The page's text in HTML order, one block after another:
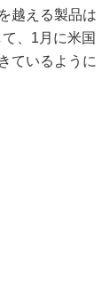
越える製品は
、1月に米国
ているように